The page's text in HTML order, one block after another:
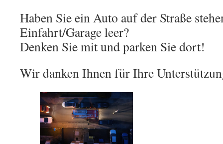
Haben Sie ein Auto auf der Straße
Einfahrt/Garage leer?
Denken Sie mit und parken Sie dort!
Wir danken Ihnen für Ihre